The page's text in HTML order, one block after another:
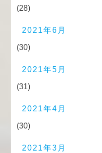
(28)
2021年6月
(30)
2021年5月
(31)
2021年4月
(30)
2021年3月